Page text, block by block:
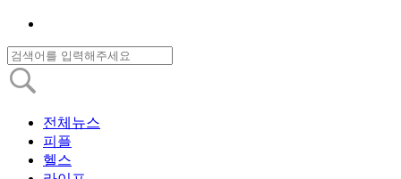
전체뉴스
피플
헬스